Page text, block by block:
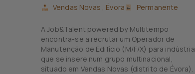
Vendas Novas , Évora Permanente
A Job&Talent powered by Multitempo
encontra-se a recrutar um Operador de
Manutenção de Edifício (M/F/X) para indústria
que se insere num grupo multinacional,
situado em Vendas Novas (distrito de Évora).